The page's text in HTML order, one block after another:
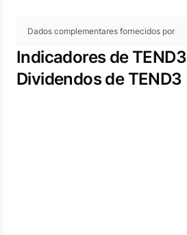
Dados complementares fornecidos por
Indicadores de TEND3
Dividendos de TEND3